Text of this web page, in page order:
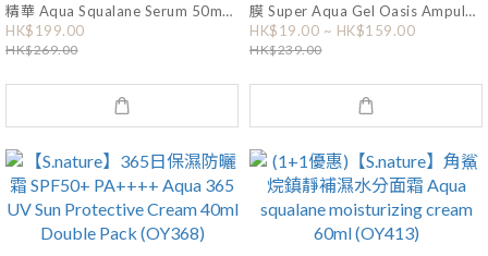
精華 Aqua Squalane Serum 50mL
(+ 角鯊烷保濕面霜 10ml) (OY166)
HK$199.00
HK$269.00
膜 Super Aqua Gel Oasis Ampule
Mask Sheet (OY374)
HK$19.00 ~ HK$159.00
HK$239.00